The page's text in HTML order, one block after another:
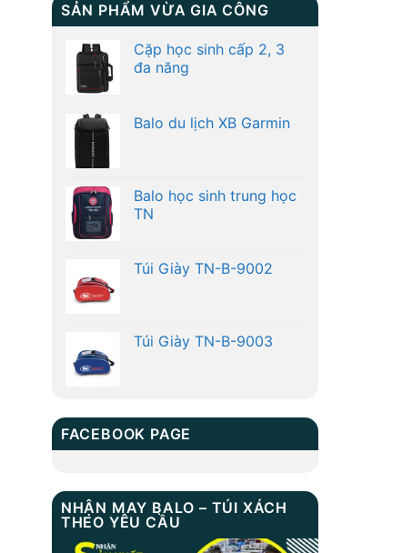
SẢN PHẨM VỪA GIA CÔNG
Cặp học sinh cấp 2, 3
đa năng
Balo du lịch XB Garmin
Balo học sinh trung học
TN
Túi Giày TN-B-9002
Túi Giày TN-B-9003
FACEBOOK PAGE
NHẬN MAY BALO – TÚI XÁCH
THEO YÊU CẦU